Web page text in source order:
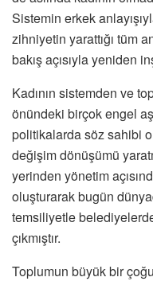
Sistemin erkek
zihniyetin yarattığı tüm
bakış açısıyla yeniden
Kadının sistemden ve
önündeki birçok engel
politikalarda söz sahibi
değişim dönüşümü
yerinden yönetim
oluşturarak bugün
temsiliyetle
çıkmıştır.
Toplumun büyük bir